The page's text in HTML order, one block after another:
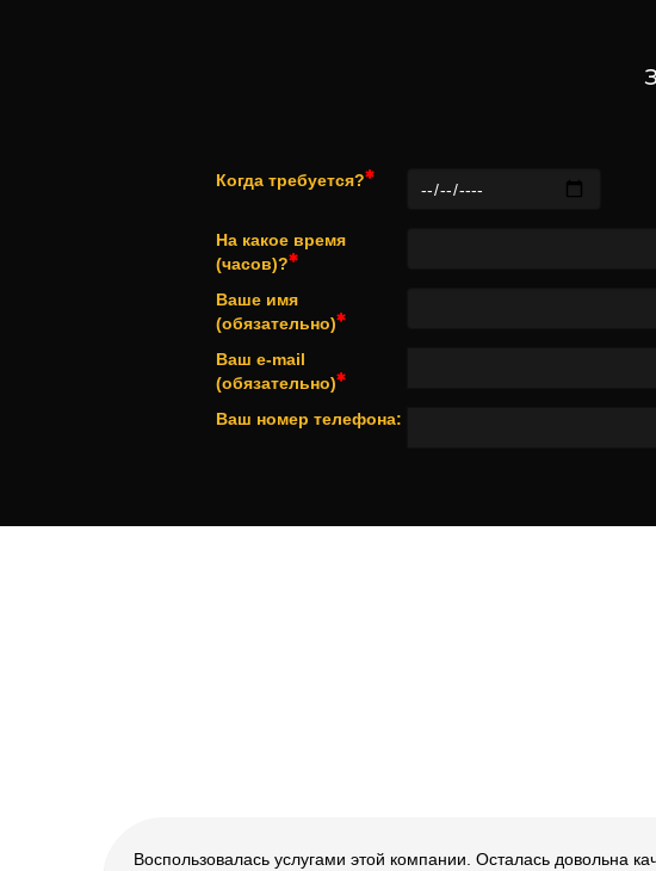
Когда требуется?
На какое время
(часов)?
Ваше имя
(обязательно)
Ваш e-mail
(обязательно)
Ваш номер телефона:
Воспользовалась услугами этой компании. Осталась довольна